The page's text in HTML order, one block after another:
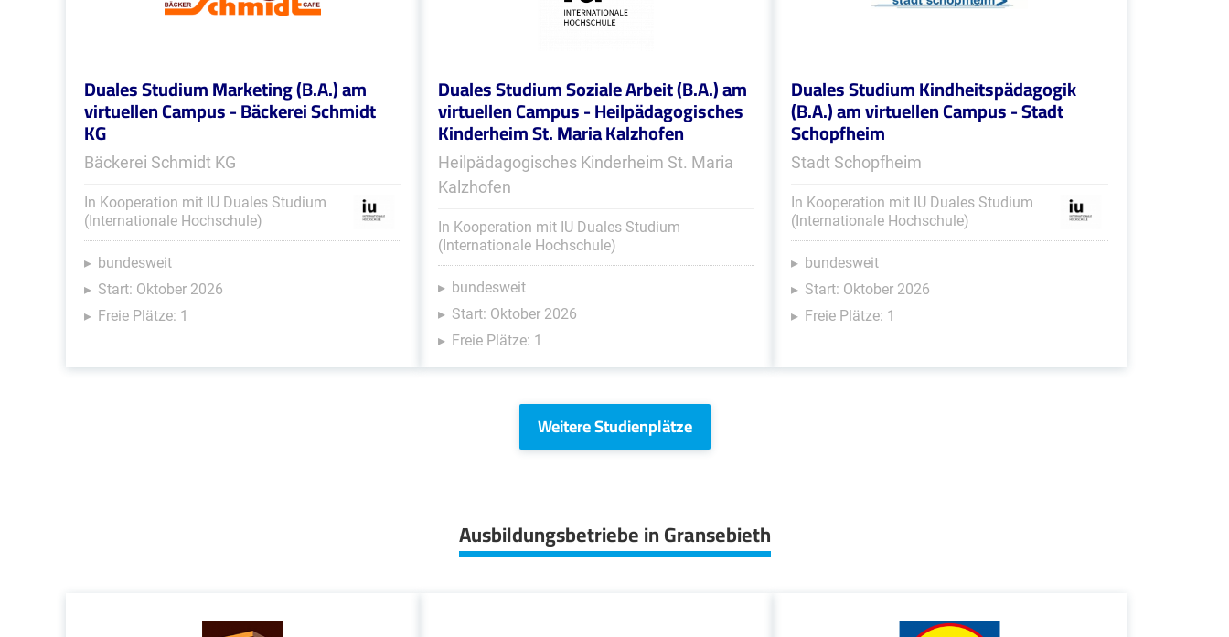
Duales Studium Marketing (B.A.) am
virtuellen Campus - Bäckerei Schmidt
KG
Bäckerei Schmidt KG
In Kooperation mit IU Duales Studium
(Internationale Hochschule)
bundesweit
Start: Oktober 2026
Freie Plätze: 1
Duales Studium Soziale Arbeit (B.A.) am
virtuellen Campus - Heilpädagogisches
Kinderheim St. Maria Kalzhofen
Heilpädagogisches Kinderheim St. Maria
Kalzhofen
In Kooperation mit IU Duales Studium
(Internationale Hochschule)
bundesweit
Start: Oktober 2026
Freie Plätze: 1
Duales Studium Kindheitspädagogik
(B.A.) am virtuellen Campus - Stadt
Schopfheim
Stadt Schopfheim
In Kooperation mit IU Duales Studium
(Internationale Hochschule)
bundesweit
Start: Oktober 2026
Freie Plätze: 1
Weitere Studienplätze
Ausbildungsbetriebe in Gransebieth